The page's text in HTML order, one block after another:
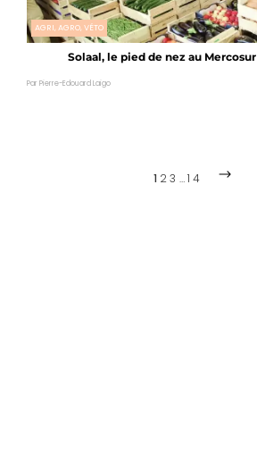
AGRI, AGRO, VÉTO
Solaal, le pied de nez au Mercosur
Par Pierre-Edouard Laigo
1 23 …14